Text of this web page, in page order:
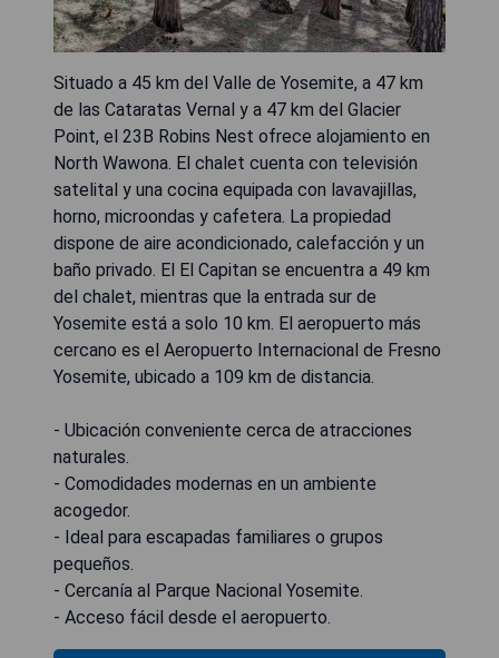
Situado a 45 km del Valle de Yosemite, a 47 km
de las Cataratas Vernal y a 47 km del Glacier
Point, el 23B Robins Nest ofrece alojamiento en
North Wawona. El chalet cuenta con televisión
satelital y una cocina equipada con lavavajillas,
horno, microondas y cafetera. La propiedad
dispone de aire acondicionado, calefacción y un
baño privado. El El Capitan se encuentra a 49 km
del chalet, mientras que la entrada sur de
Yosemite está a solo 10 km. El aeropuerto más
cercano es el Aeropuerto Internacional de Fresno
Yosemite, ubicado a 109 km de distancia.
- Ubicación conveniente cerca de atracciones
naturales.
- Comodidades modernas en un ambiente
acogedor.
- Ideal para escapadas familiares o grupos
pequeños.
- Cercanía al Parque Nacional Yosemite.
- Acceso fácil desde el aeropuerto.